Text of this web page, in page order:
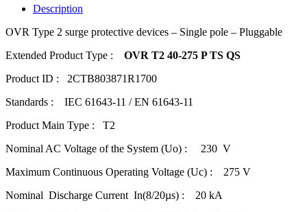
Description
OVR Type 2 surge protective devices – Single pole – Pluggable
Extended Product Type : OVR T2 40-275 P TS QS
Product ID : 2CTB803871R1700
Standards : IEC 61643-11 / EN 61643-11
Product Main Type : T2
Nominal AC Voltage of the System (Uo) : 230 V
Maximum Continuous Operating Voltage (Uc) : 275 V
Nominal Discharge Current In(8/20µs) : 20 kA